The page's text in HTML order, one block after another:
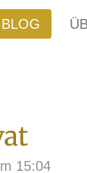
BLOG
15:04